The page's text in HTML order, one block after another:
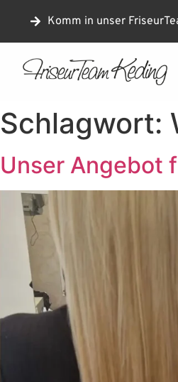
Komm in unser
Schlagwort:
Unser Angebot